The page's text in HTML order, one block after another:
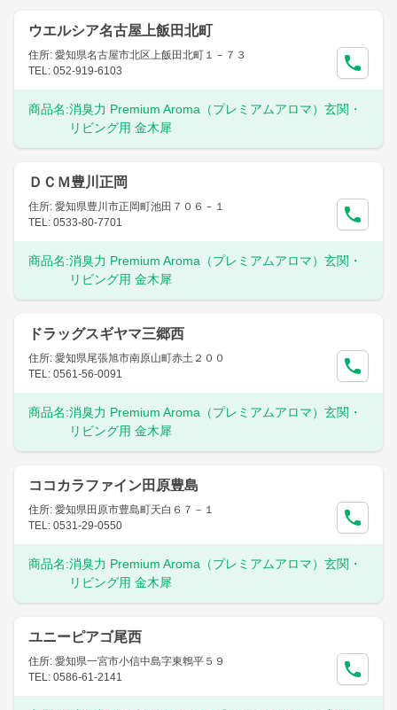
ウエルシア名古屋上飯田北町
住所: 愛知県名古屋市北区上飯田北町１－７３
TEL: 052-919-6103
商品名:消臭力 Premium Aroma（プレミアムアロマ）玄関・
リビング用 金木犀
ＤＣＭ豊川正岡
住所: 愛知県豊川市正岡町池田７０６－１
TEL: 0533-80-7701
商品名:消臭力 Premium Aroma（プレミアムアロマ）玄関・
リビング用 金木犀
ドラッグスギヤマ三郷西
住所: 愛知県尾張旭市南原山町赤土２００
TEL: 0561-56-0091
商品名:消臭力 Premium Aroma（プレミアムアロマ）玄関・
リビング用 金木犀
ココカラファイン田原豊島
住所: 愛知県田原市豊島町天白６７－１
TEL: 0531-29-0550
商品名:消臭力 Premium Aroma（プレミアムアロマ）玄関・
リビング用 金木犀
ユニーピアゴ尾西
住所: 愛知県一宮市小信中島字東鵯平５９
TEL: 0586-61-2141